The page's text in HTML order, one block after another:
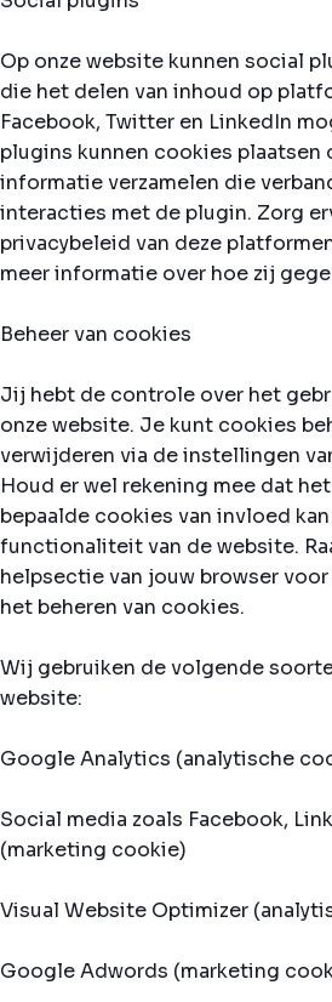
Op onze website kunnen social
die het delen van inhoud op
Facebook, Twitter en LinkedIn
plugins kunnen cookies plaatsen
informatie verzamelen die
interacties met de plugin. Zorg
privacybeleid van deze
meer informatie over hoe zij
Beheer van cookies
Jij hebt de controle over het
onze website. Je kunt cookies
verwijderen via de instellingen
Houd er wel rekening mee dat
bepaalde cookies van invloed
functionaliteit van de website.
helpsectie van jouw browser
het beheren van cookies.
Wij gebruiken de volgende
website:
Google Analytics (analytische
Social media zoals Facebook,
(marketing cookie)
Visual Website Optimizer
Google Adwords (marketing